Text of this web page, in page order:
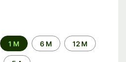
1 M 6 M 12 M